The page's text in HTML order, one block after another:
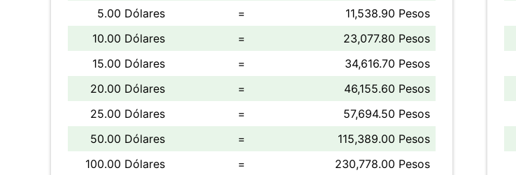
5.00 Dólares
=
11,538.90 Pesos
10.00 Dólares
=
23,077.80 Pesos
15.00 Dólares
=
34,616.70 Pesos
20.00 Dólares
=
46,155.60 Pesos
25.00 Dólares
=
57,694.50 Pesos
50.00 Dólares
=
115,389.00 Pesos
100.00 Dólares
=
230,778.00 Pesos